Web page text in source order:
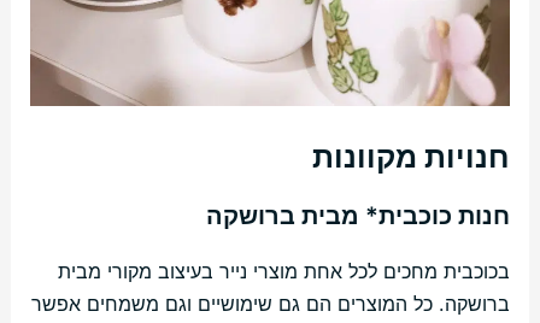
חנויות מקוונות
חנות כוכבית* מבית ברושקה
בכוכבית מחכים לכל אחת מוצרי נייר בעיצוב מקורי מבית
ברושקה. כל המוצרים הם גם שימושיים וגם משמחים אפשר